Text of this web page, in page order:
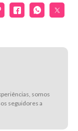
somos
seguidores a